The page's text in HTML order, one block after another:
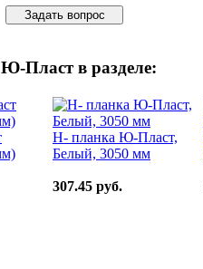
Задать вопрос
Ю-Пластв разделе:
H- планка Ю-Пласт,
Белый, 3050 мм
307.45 руб.